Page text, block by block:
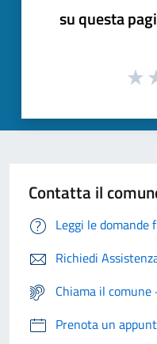
su questa
Contatta il
Leggi le domande
Richiedi
Chiama il
Prenota un